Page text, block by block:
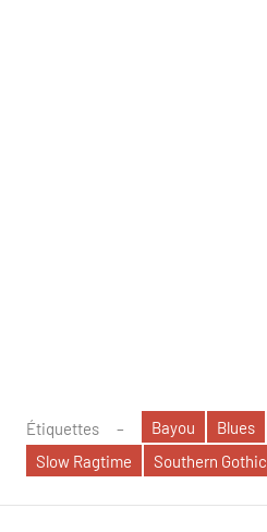
Étiquettes Bayou Blues
Slow Ragtime
Southern Gothic